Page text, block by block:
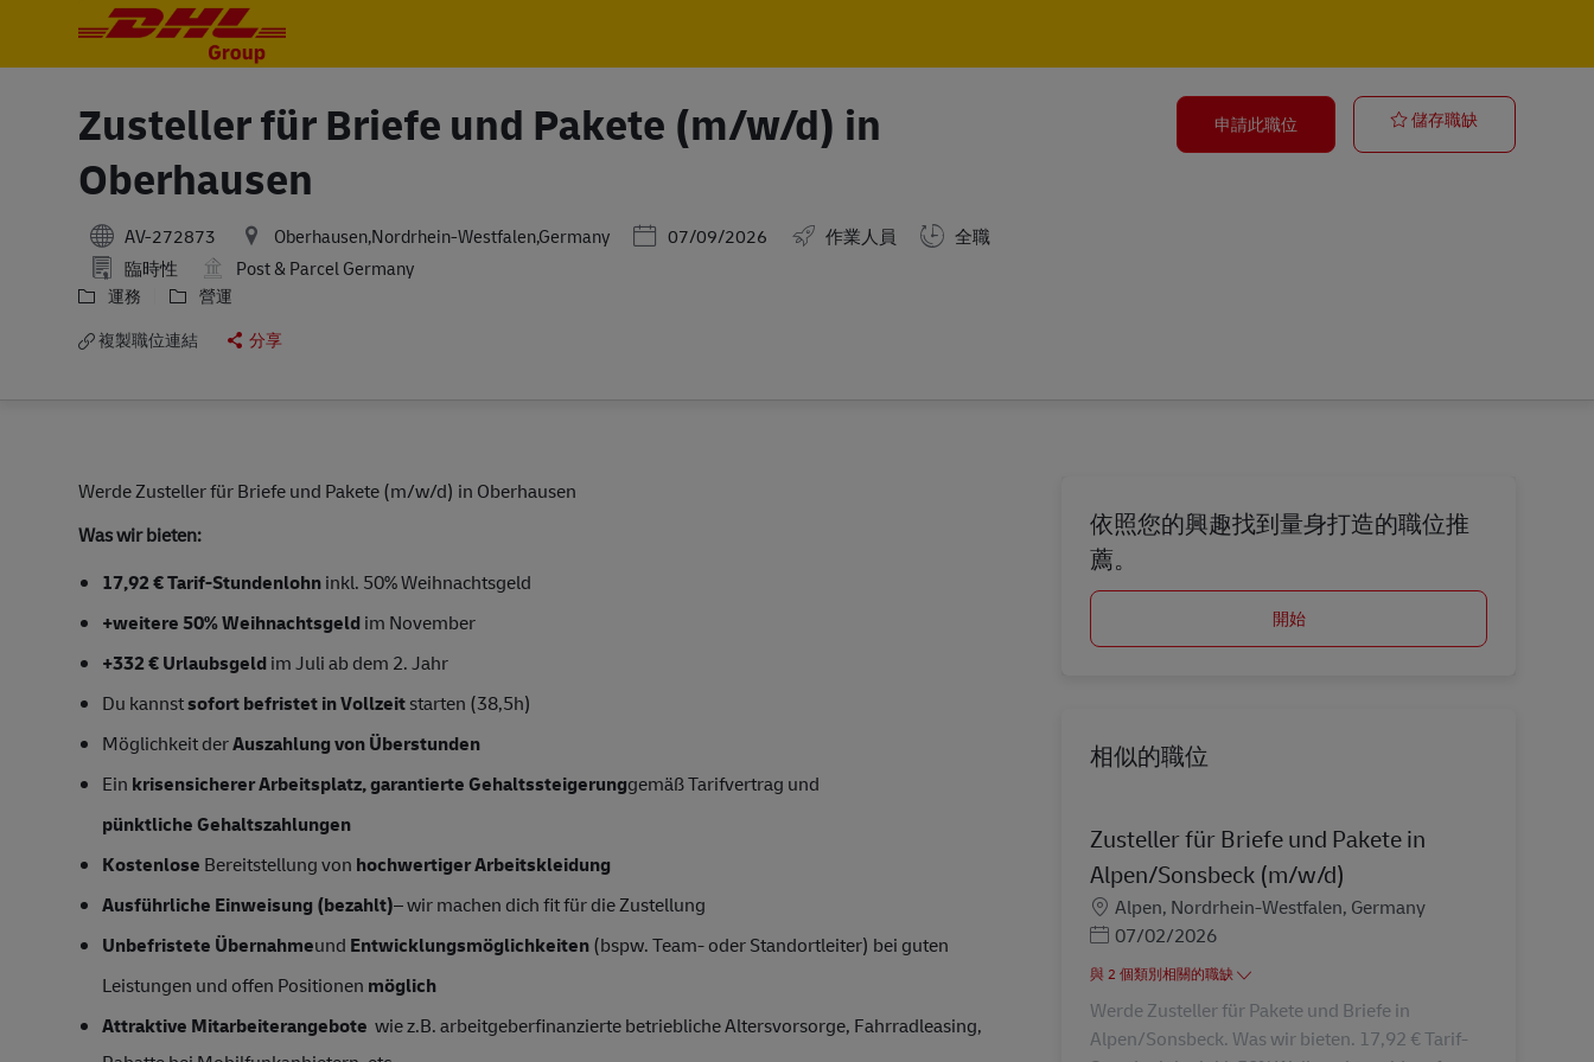
Zusteller für Briefe und Pakete (m/w/d) in
Oberhausen
AV-272873 Oberhausen,Nordrhein-Westfalen,Germany Posted Date
07/09/2026 作業人員
全職
臨時性
Post & Parcel Germany
運務
營運
複製職位連結
分享
申請此職位 儲存職缺Zusteller für
Werde Zusteller für Briefe und Pakete (m/w/d) in Oberhausen
Was wir bieten:
17,92 € Tarif-Stundenlohninkl. 50% Weihnachtsgeld
+weitere 50% Weihnachtsgeldim November
+332 € Urlaubsgeldim Juli ab dem 2. Jahr
Du kannstsofort befristet in Vollzeitstarten (38,5h)
Möglichkeit derAuszahlung von Überstunden
Ein krisensicherer Arbeitsplatz, garantierte Gehaltssteigerunggemäß Tarifvertrag und
pünktliche Gehaltszahlungen
Kostenlose Bereitstellung von hochwertiger Arbeitskleidung
Ausführliche Einweisung (bezahlt)– wir machen dich fit für die Zustellung
Unbefristete Übernahmeund Entwicklungsmöglichkeiten(bspw. Team- oder Standortleiter) bei guten
Leistungen und offen Positionen möglich
Attraktive Mitarbeiterangebote wie z.B. arbeitgeberfinanzierte betriebliche Altersvorsorge, Fahrradleasing,
依照您的興趣找到量身打造的職位推
薦。
開始
相似的職位
Zusteller für Briefe und Pakete in
Alpen/Sonsbeck (m/w/d)
地點Alpen, Nordrhein-Westfalen, Germany
Posted Date
07/02/2026
與 2 個類別相關的職缺
Werde Zusteller für Pakete und Briefe in
Alpen/Sonsbeck. Was wir bieten. 17,92 € Tarif-